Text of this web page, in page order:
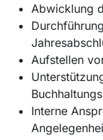
Abwicklung
Aufstellen
Interne